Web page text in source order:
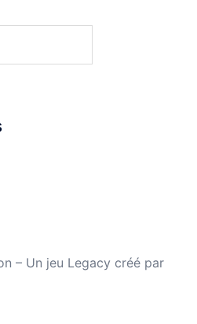
– Un jeu Legacy créé par